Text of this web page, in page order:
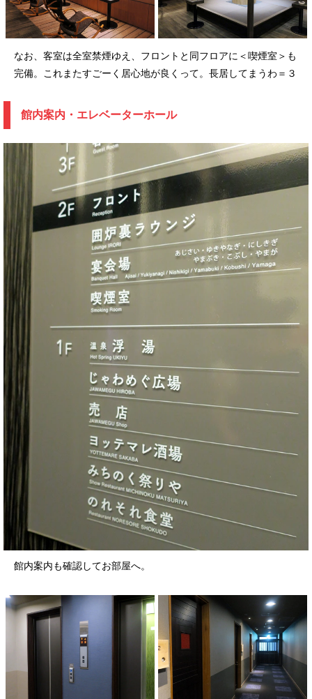
なお、客室は全室禁煙ゆえ、フロントと同フロアに＜喫煙室＞も
完備。これまたすごーく居心地が良くって。長居してまうわ＝３
館内案内・エレベーターホール
館内案内も確認してお部屋へ。